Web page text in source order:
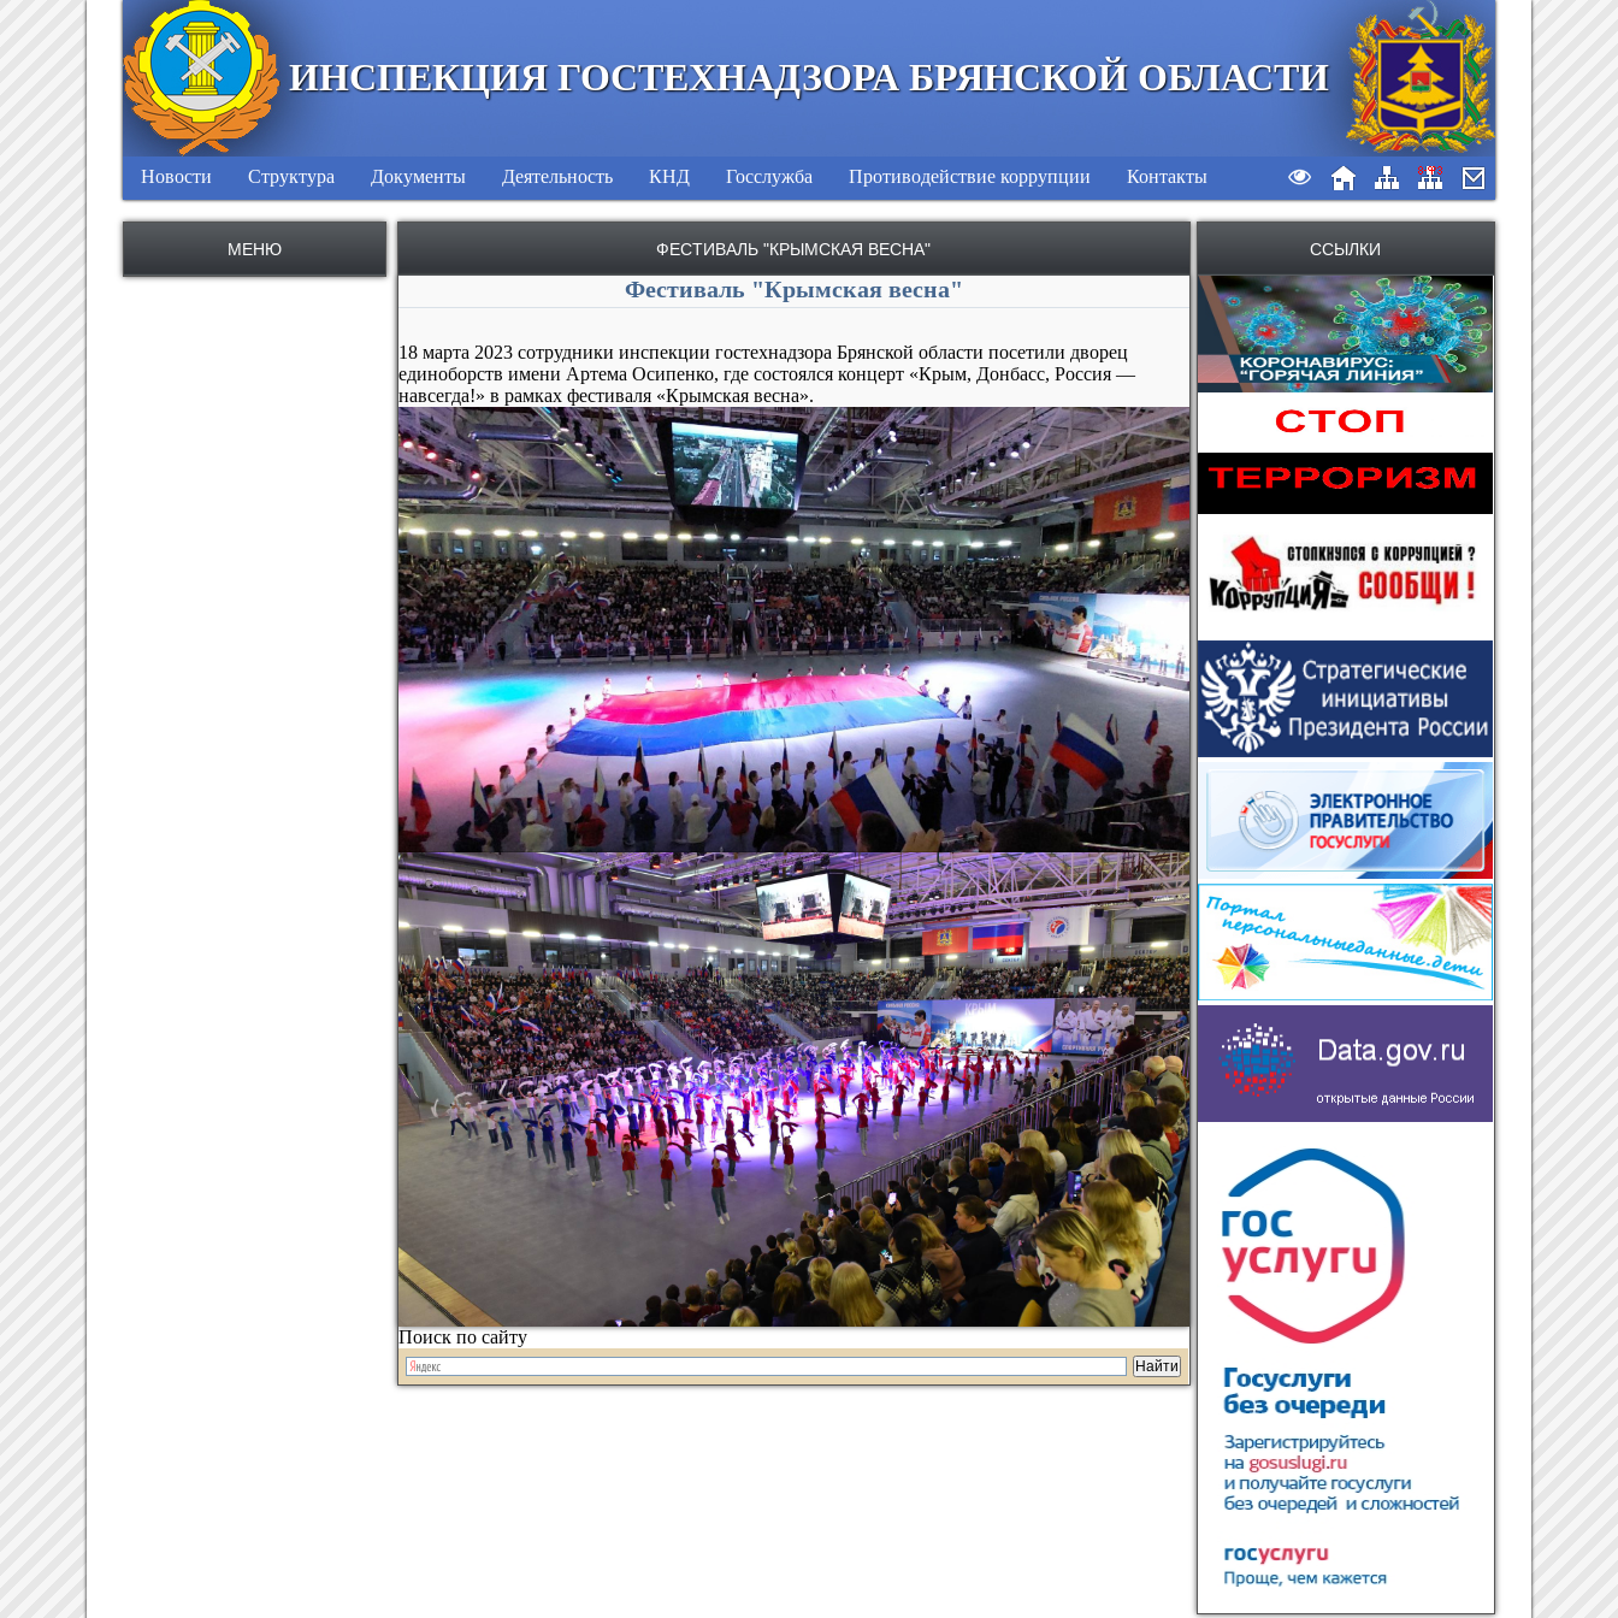
ИНСПЕКЦИЯ ГОСТЕХНАДЗОРА БРЯНСКОЙ ОБЛАСТИ
Новости Структура Документы Деятельность КНД Госслужба Противодействие коррупции Контакты
МЕНЮ ФЕСТИВАЛЬ "КРЫМСКАЯ ВЕСНА"
Фестиваль "Крымская весна"
18 марта 2023 сотрудники инспекции гостехнадзора Брянской области посетили дворец
единоборств имени Артема Осипенко, где состоялся концерт «Крым, Донбасс, Россия —
навсегда!» в рамках фестиваля «Крымская весна».
Поиск по сайту
ССЫЛКИ